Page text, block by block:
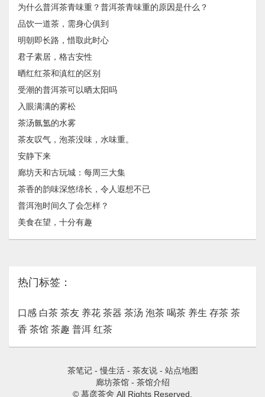
为什么普洱茶青味重？普洱茶青味重的原因是什么？
品饮一道茶，需身心俱到
明朝即长路，惜取此时心
君子素居，格古安性
晒红红茶和滇红的区别
受潮的普洱茶可以晒太阳吗
入眼满满的雾松
茶汤氤氲的水雾
茶友叹气，泡茶没味，水味重。
安静下来
廊坊天和古玩城：每周三大集
茶香的韵味深悠绵长，令人遐想不已
普洱泡时间久了会怎样？
美食在望，十分有趣
热门标签：
口感 白茶 茶友 养花 茶器 茶汤 泡茶 喝茶 养生 存茶 茶
香 茶馆 茶趣 普洱 红茶
茶笔记-慢生活- 茶友说- 站点地图
廊坊茶馆- 茶馆介绍
© 慕彦茶舍 All Rights Reserved.